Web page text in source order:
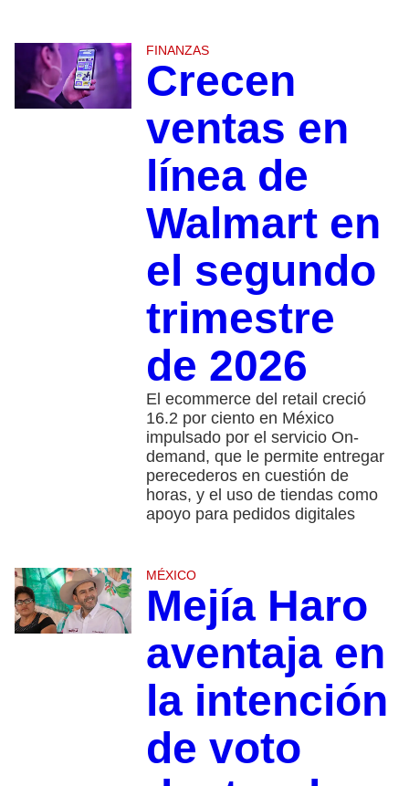
FINANZAS
Crecen
ventas en
línea de
Walmart en
el segundo
trimestre
de 2026
El ecommerce del retail creció
16.2 por ciento en México
impulsado por el servicio On-
demand, que le permite entregar
perecederos en cuestión de
horas, y el uso de tiendas como
apoyo para pedidos digitales
MÉXICO
Mejía Haro
aventaja en
la intención
de voto